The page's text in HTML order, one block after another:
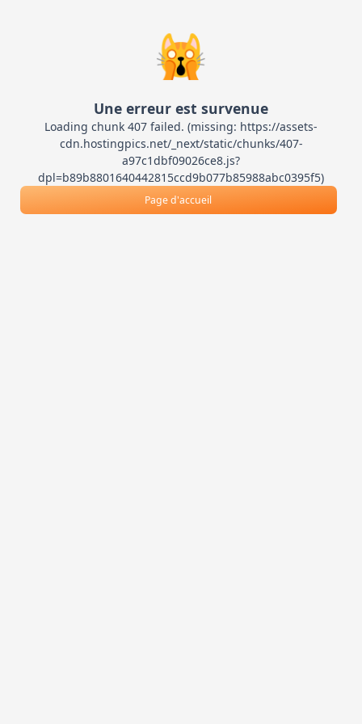
🙀
Une erreur est survenue
Loading chunk 407 failed. (missing: https://assets-
cdn.hostingpics.net/_next/static/chunks/407-
a97c1dbf09026ce8.js?
dpl=b89b8801640442815ccd9b077b85988abc0395f5)
Page d'accueil